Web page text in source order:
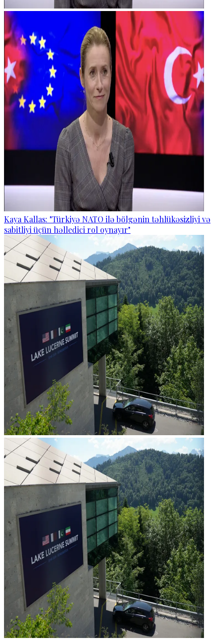
Kaya Kallas: "Türkiyə NATO ilə bölgənin təhlükəsizliyi və
sabitliyi üçün həlledici rol oynayır"